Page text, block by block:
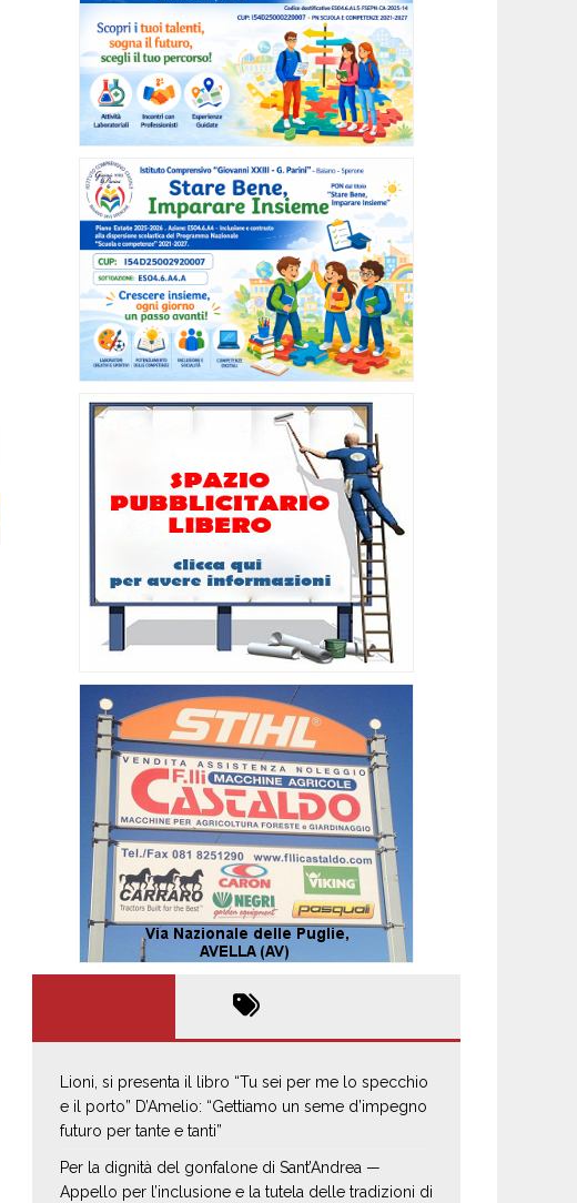
Lioni, si presenta il libro “Tu sei per me lo specchio
e il porto” D’Amelio: “Gettiamo un seme d’impegno
futuro per tante e tanti”
Per la dignità del gonfalone di Sant’Andrea —
Appello per l’inclusione e la tutela delle tradizioni di